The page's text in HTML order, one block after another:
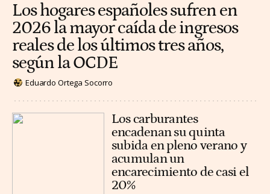
Los hogares españoles sufren en
2026 la mayor caída de ingresos
reales de los últimos tres años,
según la OCDE
Eduardo Ortega Socorro
Los carburantes
encadenan su quinta
subida en pleno verano y
acumulan un
encarecimiento de casi el
20%